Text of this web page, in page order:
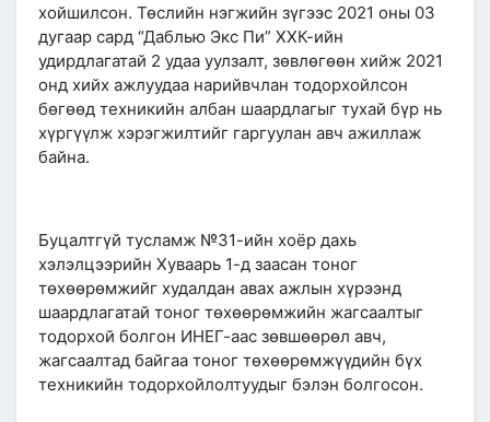
хойшилсон. Төслийн нэгжийн зүгээс 2021 оны 03
дугаар сард “Даблью Экс Пи” ХХК-ийн
удирдлагатай 2 удаа уулзалт, зөвлөгөөн хийж 2021
онд хийх ажлуудаа нарийвчлан тодорхойлсон
бөгөөд техникийн албан шаардлагыг тухай бүр нь
хүргүүлж хэрэгжилтийг гаргуулан авч ажиллаж
байна.
Буцалтгүй тусламж №31-ийн хоёр дахь
хэлэлцээрийн Хуваарь 1-д заасан тоног
төхөөрөмжийг худалдан авах ажлын хүрээнд
шаардлагатай тоног төхөөрөмжийн жагсаалтыг
тодорхой болгон ИНЕГ-аас зөвшөөрөл авч,
жагсаалтад байгаа тоног төхөөрөмжүүдийн бүх
техникийн тодорхойлолтуудыг бэлэн болгосон.